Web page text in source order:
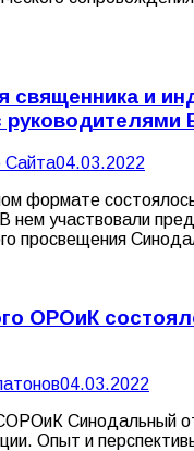
священника и
Сайта04.03.2022
формате
нем участвовали
просвещения
ОРОиК
04.03.2022
Синодальный
Опыт и